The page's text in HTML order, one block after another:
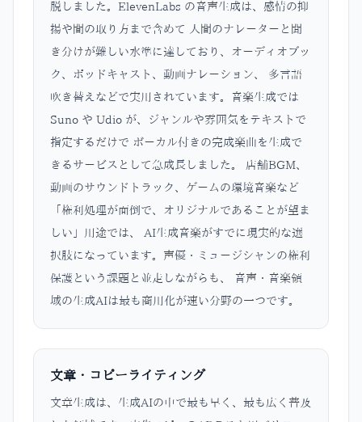
脱しました。ElevenLabs の音声生成は、感情の抑
揚や間の取り方まで含めて 人間のナレーターと聞
き分けが難しい水準に達しており、オーディオブッ
ク、ポッドキャスト、動画ナレーション、 多言語
吹き替えなどで実用されています。音楽生成では
Suno や Udio が、ジャンルや雰囲気をテキストで
指定するだけで ボーカル付きの完成楽曲を生成で
きるサービスとして急成長しました。 店舗BGM、
動画のサウンドトラック、ゲームの環境音楽など
「権利処理が面倒で、オリジナルであることが望ま
しい」用途では、 AI生成音楽がすでに現実的な選
択肢になっています。声優・ミュージシャンの権利
保護という課題と並走しながらも、 音声・音楽領
域の生成AIは最も商用化が速い分野の一つです。
文章・コピーライティング
文章生成は、生成AIの中で最も早く、最も広く普及